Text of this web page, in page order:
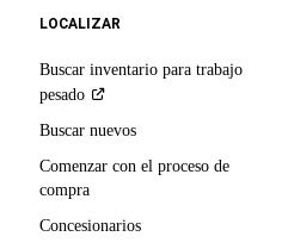
LOCALIZAR
Buscar inventario para trabajo
pesado
Buscar nuevos
Comenzar con el proceso de
compra
Concesionarios